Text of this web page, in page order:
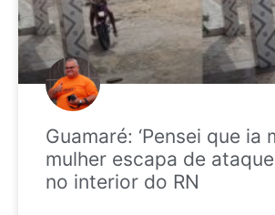
Guamaré: ‘Pensei que ia
mulher escapa de
no interior do RN